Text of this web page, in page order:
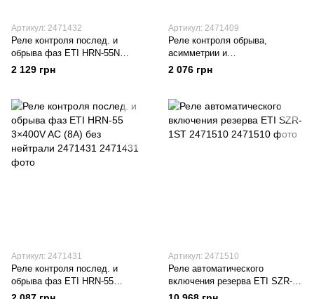
Артикул: 2471432
Реле контроля послед. и
обрыва фаз ETI HRN-55N
3×400/230V AC (8А) с
нейтралью 2471432
2 129 грн
Артикул: 2471409
Реле контроля обрыва,
асимметрии и
последовательности фаз ETI
PZAK-1 2471409
2 076 грн
Артикул: 2471431
Реле контроля послед. и
обрыва фаз ETI HRN-55
3×400V AC (8А) без нейтрали
Артикул: 2471510
Реле автоматического
включения резерва ETI SZR-
1ST 2471510